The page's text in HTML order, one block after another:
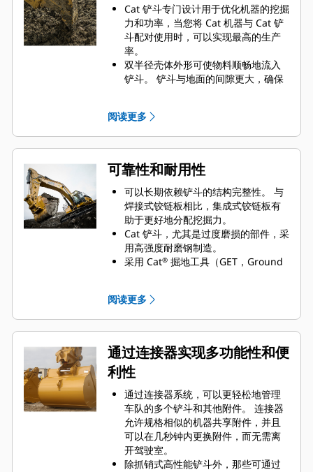
Cat 铲斗专门设计用于优化机器的挖掘
力和功率，当您将 Cat 机器与 Cat 铲
斗配对使用时，可以实现最高的生产
率。
双半径壳体外形可使物料顺畅地流入
铲斗。 铲斗与地面的间隙更大，确保
油耗在挖掘过程中达到峰值。 Cat 铲
斗可以快速铲挖物料，提高了机器的
整体工作效率。
可在更短的时间内装载更多的物料。
对于每次装载，铲斗形状和侧挡板都
可将大部分物料保留在铲斗内。
阅读更多
可靠性和耐用性
可以长期依赖铲斗的结构完整性。 与
焊接式铰链板相比，集成式铰链板有
助于更好地分配挖掘力。
Cat 铲斗，尤其是过度磨损的部件，采
用高强度耐磨钢制造。
采用 Cat® 掘地工具（GET，Ground
铲刀有助于保护铲斗中最常接触和穿
过物料的部件。
通过为您的铲斗和应用组合选择正确
的 GET 来降低维护成本。
铲斗齿尖提供多种选择，确保适合您
的具体应用。 无论您需要获得平整的
挖掘底面还是挖掘坚硬、磨蚀性的物
料，总会有一款齿尖解决方案适合
您。
阅读更多
通过连接器实现多功能性和便
利性
通过连接器系统，可以更轻松地管理
车队的多个铲斗和其他附件。 连接器
允许规格相似的机器共享附件，并且
可以在几秒钟内更换附件，而无需离
开驾驶室。
除抓销式高性能铲斗外，那些可通过